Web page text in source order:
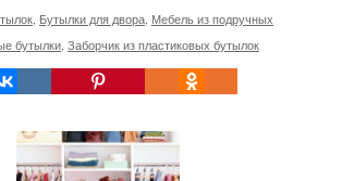
Бутылки для двора Мебель из подручных
бутылки Заборчик из пластиковых бутылок